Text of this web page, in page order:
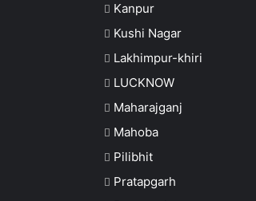
Kanpur
Kushi Nagar
Lakhimpur-khiri
LUCKNOW
Maharajganj
Mahoba
Pilibhit
Pratapgarh